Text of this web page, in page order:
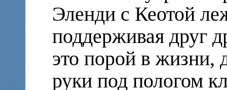
Эленди с Кеотой
поддерживая друг
это порой в жизни,
руки под пологом